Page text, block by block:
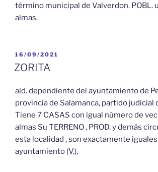
término municipal de Valverdon. POBL.
almas.
PUBLICADO
EL
16/09/2021
ZORITA
ald. dependiente del ayuntamiento de
provincia de Salamanca, partido judicial
Tiene 7 CASAS con igual número de
almas Su TERRENO , PROD. y demás
esta localidad , son exactamente iguales
ayuntamiento (V.),